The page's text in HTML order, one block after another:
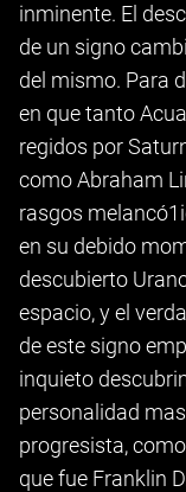
inminente. El
de un signo
del mismo. Para
en que tanto
regidos por
como Abraham
rasgos
en su debido
descubierto
espacio, y el
de este signo
inquieto
personalidad
progresista,
que fue Franklin